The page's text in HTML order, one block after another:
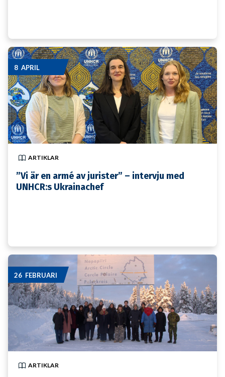
8 APRIL
ARTIKLAR
”Vi är en armé av jurister” – intervju med
UNHCR:s Ukrainachef
26 FEBRUARI
ARTIKLAR